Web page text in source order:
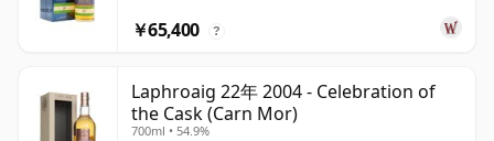
￥65,400 ?
Laphroaig 22年 2004 - Celebration of
the Cask (Carn Mor)
700ml • 54.9%